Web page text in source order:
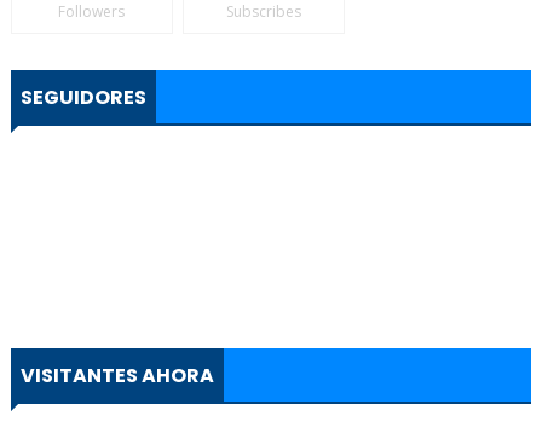
Followers Subscribes
SEGUIDORES
VISITANTES AHORA